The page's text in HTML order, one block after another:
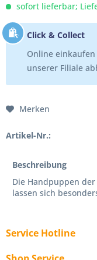
sofort lieferbar;
Click & Collect
Online
unserer Filiale
Merken
Artikel-Nr.:
Beschreibung
Die Handpuppen
lassen sich
Service Hotline